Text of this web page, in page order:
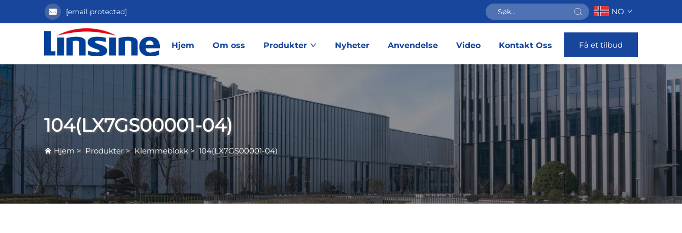
[email protected] NO
Hjem Om oss Produkter Nyheter Anvendelse Video Kontakt Oss Få et tilbud
104(LX7GS00001-04)
Hjem > Produkter>Klemmeblokk > 104(LX7GS00001-04)